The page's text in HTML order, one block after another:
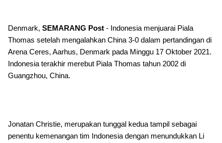
Denmark, SEMARANG Post - Indonesia menjuarai Piala
Thomas setelah mengalahkan China 3-0 dalam pertandingan di
Arena Ceres, Aarhus, Denmark pada Minggu 17 Oktober 2021.
Indonesia terakhir merebut Piala Thomas tahun 2002 di
Guangzhou, China.
Jonatan Christie, merupakan tunggal kedua tampil sebagai
penentu kemenangan tim Indonesia dengan menundukkan Li